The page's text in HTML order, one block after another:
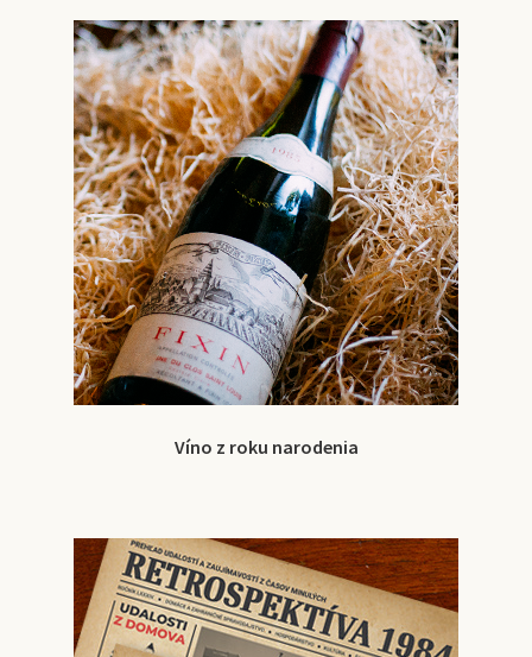
Víno z roku narodenia